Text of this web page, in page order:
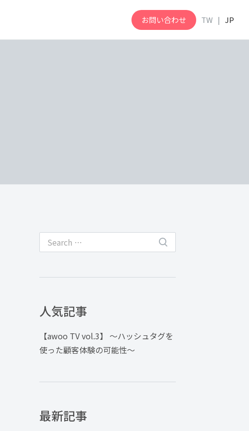
お問い合わせ TW JP
人気記事
【awoo TV vol.3】 〜ハッシュタグを
使った顧客体験の可能性〜
最新記事